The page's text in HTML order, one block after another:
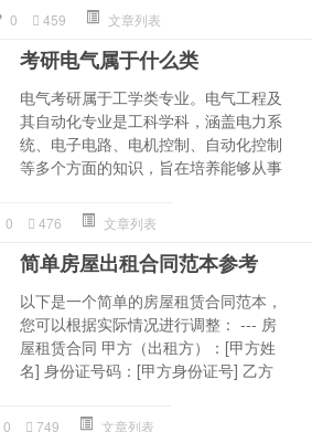
0 459 文章列表
考研电气属于什么类
电气考研属于工学类专业。电气工程及
其自动化专业是工科学科，涵盖电力系
统、电子电路、电机控制、自动化控制
等多个方面的知识，旨在培养能够从事
0 476 文章列表
简单房屋出租合同范本参考
以下是一个简单的房屋租赁合同范本，
您可以根据实际情况进行调整： --- 房
屋租赁合同 甲方（出租方）：[甲方姓
名] 身份证号码：[甲方身份证号] 乙方
0 749 文章列表